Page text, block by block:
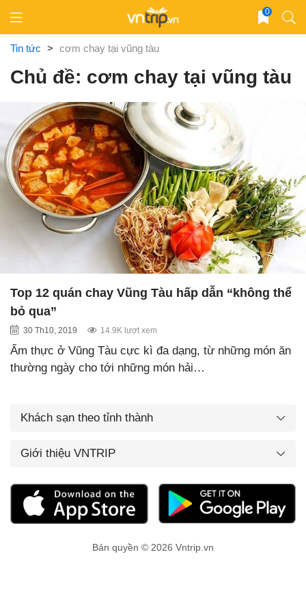
content
0
Tin tức > cơm chay tại vũng tàu
Chủ đề: cơm chay tại vũng tàu
Top 12 quán chay Vũng Tàu hấp dẫn “không thể
bỏ qua”
30 Th10, 2019 14.9K lượt xem
Ẩm thực ở Vũng Tàu cực kì đa dạng, từ những món ăn
thường ngày cho tới những món hải…
Khách sạn theo tỉnh thành
Giới thiệu VNTRIP
Bản quyền © 2026 Vntrip.vn